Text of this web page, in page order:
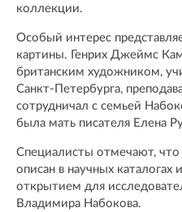
коллекции.
Особый интерес
картины. Генрих Джеймс
британским художником,
Санкт-Петербурга,
сотрудничал с семьей
была мать писателя Елена
Специалисты отмечают, что
описан в научных
открытием для
Владимира Набокова.